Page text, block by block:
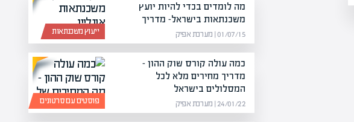
ייעוץ משכנתאות
מה לומדים בכדי להיות יועץ
משכנתאות בישראל- מדריך
01/07/15 | מערכת אפיק
פוסטים עם סרטונים
כמה עולה קורס שוק ההון –
מדריך מחירים מלא לכל
המסלולים בישראל
24/01/22 | מערכת אפיק